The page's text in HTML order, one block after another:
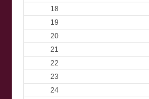
18
19
20
21
22
23
24